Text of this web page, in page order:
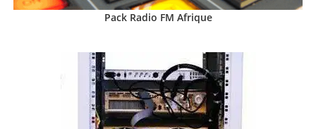
Pack Radio FM Afrique